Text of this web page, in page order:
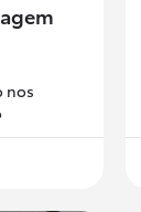
nos